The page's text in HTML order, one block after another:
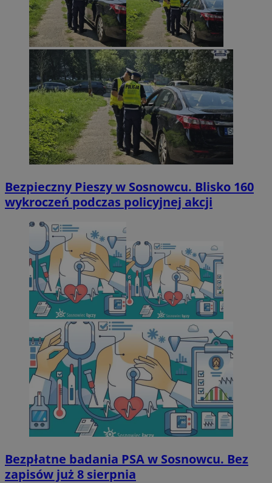
Bezpieczny Pieszy w Sosnowcu. Blisko 160
wykroczeń podczas policyjnej akcji
Bezpłatne badania PSA w Sosnowcu. Bez
zapisów już 8 sierpnia